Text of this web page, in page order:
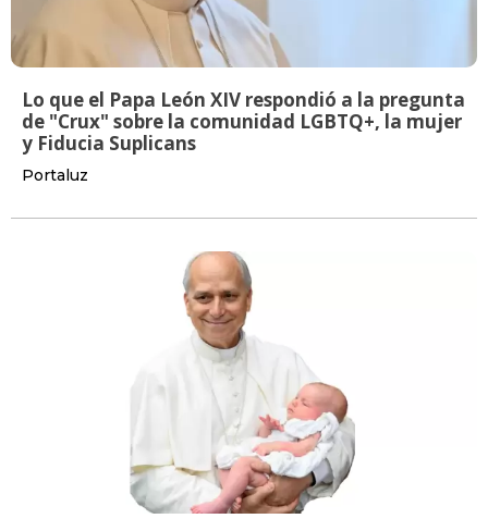
Lo que el Papa León XIV respondió a la pregunta
de "Crux" sobre la comunidad LGBTQ+, la mujer
y Fiducia Suplicans
Portaluz